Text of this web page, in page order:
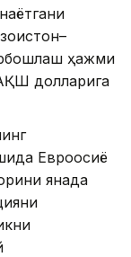
ҳажми
долларига
Евроосиё
янада